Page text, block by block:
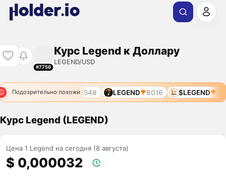
#7756
Курс Legend к Доллару
LEGEND/USD
Подозрительно похожи
7964 LGNDX 9548 LEGEND 8016 $LEGEND
Курс Legend (LEGEND)
Цена 1 Legend на сегодня (8 августа)
$ 0,000032